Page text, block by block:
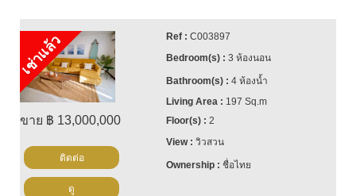
เช่าแล้ว
ขาย ฿ 13,000,000
C003897
3 ห้องนอน
4 ห้องน้ำ
197 Sq.m
2
วิวสวน
ชื่อไทย
ติดต่อ
ดู